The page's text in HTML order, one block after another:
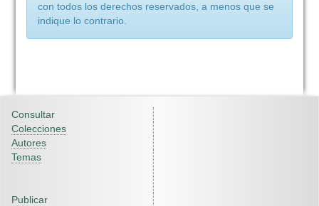
con todos los derechos reservados, a menos que se
indique lo contrario.
Consultar
Colecciones
Autores
Temas
Publicar